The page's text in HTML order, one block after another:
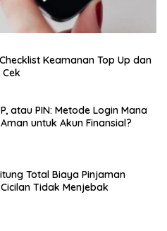
Keamanan Top Up dan
atau PIN: Metode Login Mana
untuk Akun Finansial?
Total Biaya Pinjaman
Tidak Menjebak